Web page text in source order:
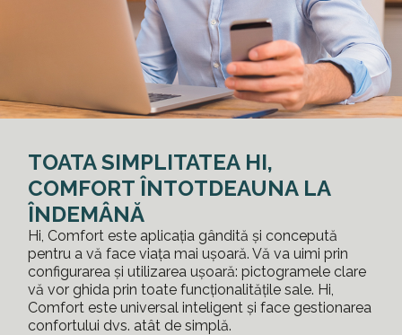
TOATA SIMPLITATEA HI,
COMFORT ÎNTOTDEAUNA LA
ÎNDEMÂNĂ
Hi, Comfort este aplicația gândită și concepută
pentru a vă face viața mai ușoară. Vă va uimi prin
configurarea și utilizarea ușoară: pictogramele clare
vă vor ghida prin toate funcționalitățile sale. Hi,
Comfort este universal inteligent și face gestionarea
confortului dvs. atât de simplă.